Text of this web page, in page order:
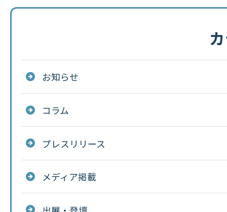
お知らせ
コラム
プレスリリース
メディア掲載